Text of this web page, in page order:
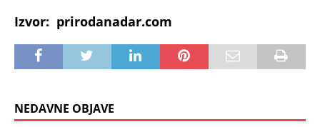
Izvor: prirodanadar.com
NEDAVNE OBJAVE